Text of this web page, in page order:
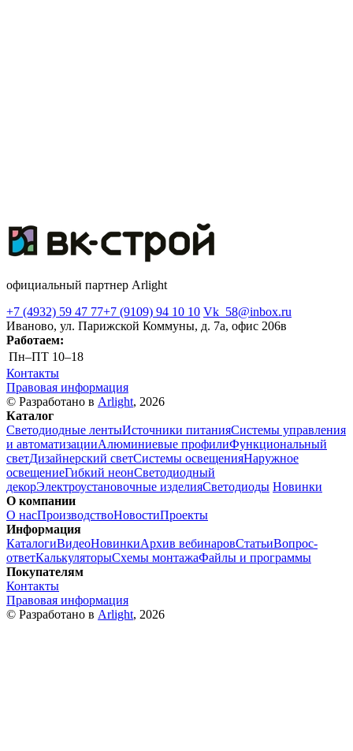
официальный партнер Arlight
+7 (4932) 59 47 77+7 (9109) 94 10 10 Vk_58@inbox.ru
Иваново, ул. Парижской Коммуны, д. 7а, офис 206в
Работаем:
Пн–ПТ 10–18
Контакты
Правовая информация
© Разработано в Arlight, 2026
Каталог
Светодиодные лентыИсточники питанияСистемы управления
и автоматизацииАлюминиевые профилиФункциональный
светДизайнерский светСистемы освещенияНаружное
освещениеГибкий неонСветодиодный
декорЭлектроустановочные изделияСветодиоды Новинки
О компании
О насПроизводствоНовостиПроекты
Информация
КаталогиВидеоНовинкиАрхив вебинаровСтатьиВопрос-
ответКалькуляторыСхемы монтажаФайлы и программы
Покупателям
Контакты
Правовая информация
© Разработано в Arlight, 2026